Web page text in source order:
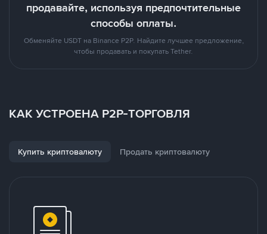
продавайте, используя предпочтительные
способы оплаты.
Обменяйте USDT на Binance P2P. Найдите лучшее предложение,
чтобы продавать и покупать Tether.
КАК УСТРОЕНА P2P-ТОРГОВЛЯ
Купить криптовалюту Продать криптовалюту